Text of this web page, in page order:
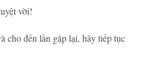
vời!
cho đến lần gặp lại, hãy tiếp tục